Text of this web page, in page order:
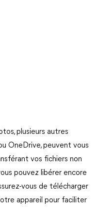
plusieurs autres
OneDrive, peuvent vous
vos fichiers non
pouvez libérer encore
vous de télécharger
appareil pour faciliter